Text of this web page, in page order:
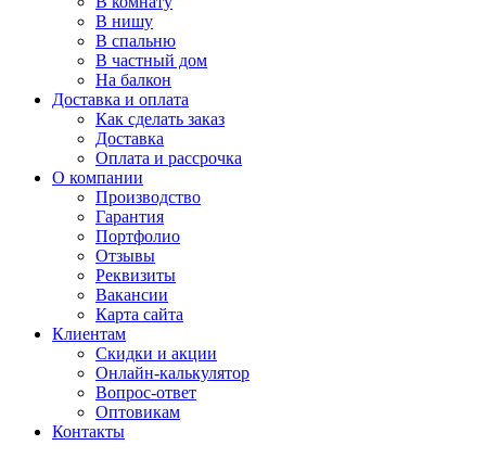
В нишу
В спальню
В частный дом
На балкон
Доставка и оплата
Как сделать заказ
Доставка
Оплата и рассрочка
О компании
Производство
Гарантия
Портфолио
Отзывы
Реквизиты
Вакансии
Карта сайта
Клиентам
Скидки и акции
Онлайн-калькулятор
Вопрос-ответ
Оптовикам
Контакты